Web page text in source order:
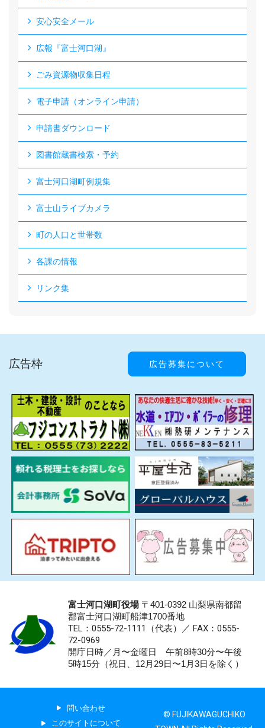
安心安全メール
広報『富士河口湖』
ごみ資源物収集日程
電子申請（オンライン申請）
申請書ダウンロード
図書館蔵書検索・予約
富士河口湖町例規集
富士山ライブカメラ
町の人口と世帯数
各課の情報
リンク集
広告枠 広告募集について
富士河口湖町役場〒401-0392 山梨県南都留
郡富士河口湖町船津1700番地
TEL：0555-72-1111 （代表）／ FAX：0555-
72-0969
開庁日時／月〜金曜日 午前8時30分〜午後
5時15分（祝日、12月29日〜1月3日を除く）
問い合わせ
このサイトについて
© FUJIKAWAGUCHIKO